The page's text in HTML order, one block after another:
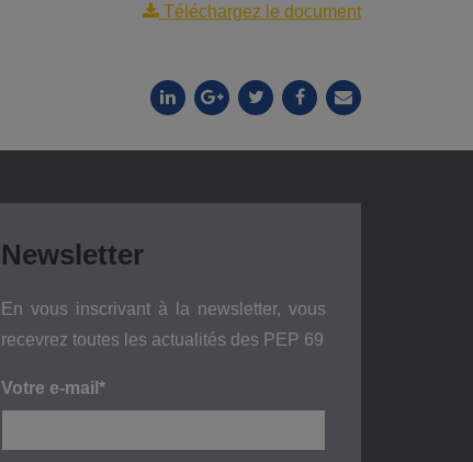
Téléchargez le document
Newsletter
En vous inscrivant à la newsletter, vous
recevrez toutes les actualités des PEP 69
Votre e-mail*